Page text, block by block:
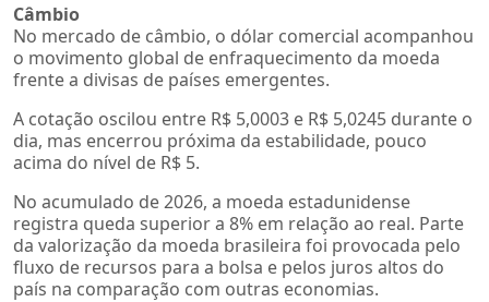
Câmbio
No mercado de câmbio, o dólar comercial acompanhou
o movimento global de enfraquecimento da moeda
frente a divisas de países emergentes.
A cotação oscilou entre R$ 5,0003 e R$ 5,0245 durante o
dia, mas encerrou próxima da estabilidade, pouco
acima do nível de R$ 5.
No acumulado de 2026, a moeda estadunidense
registra queda superior a 8% em relação ao real. Parte
da valorização da moeda brasileira foi provocada pelo
fluxo de recursos para a bolsa e pelos juros altos do
país na comparação com outras economias.